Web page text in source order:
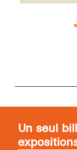
Un seul